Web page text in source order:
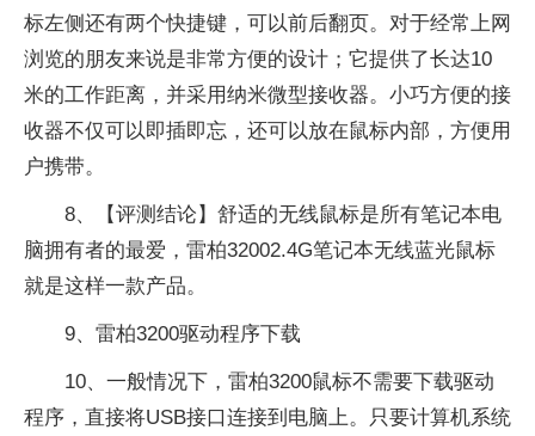
标左侧还有两个快捷键，可以前后翻页。对于经常上网
浏览的朋友来说是非常方便的设计；它提供了长达10
米的工作距离，并采用纳米微型接收器。小巧方便的接
收器不仅可以即插即忘，还可以放在鼠标内部，方便用
户携带。
8、【评测结论】舒适的无线鼠标是所有笔记本电
脑拥有者的最爱，雷柏32002.4G笔记本无线蓝光鼠标
就是这样一款产品。
9、雷柏3200驱动程序下载
10、一般情况下，雷柏3200鼠标不需要下载驱动
程序，直接将USB接口连接到电脑上。只要计算机系统